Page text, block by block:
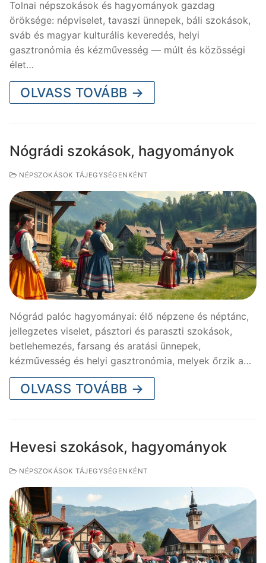
Tolnai népszokások és hagyományok gazdag
öröksége: népviselet, tavaszi ünnepek, báli szokások,
sváb és magyar kulturális keveredés, helyi
gasztronómia és kézművesség — múlt és közösségi
élet…
OLVASS TOVÁBB →
Nógrádi szokások, hagyományok
NÉPSZOKÁSOK TÁJEGYSÉGENKÉNT
Nógrád palóc hagyományai: élő népzene és néptánc,
jellegzetes viselet, pásztori és paraszti szokások,
betlehemezés, farsang és aratási ünnepek,
kézművesség és helyi gasztronómia, melyek őrzik a…
OLVASS TOVÁBB →
Hevesi szokások, hagyományok
NÉPSZOKÁSOK TÁJEGYSÉGENKÉNT